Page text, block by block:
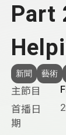
Part
新聞 藝術
主節目
首播日
期